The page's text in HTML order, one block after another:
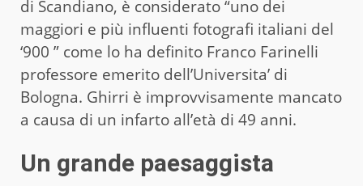
di Scandiano, è considerato “uno dei
maggiori e più influenti fotografi italiani del
‘900 ” come lo ha definito Franco Farinelli
professore emerito dell’Universita’ di
Bologna. Ghirri è improvvisamente mancato
a causa di un infarto all’età di 49 anni.
Un grande paesaggista